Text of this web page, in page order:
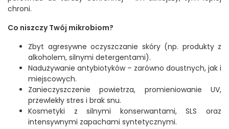
chroni.
Co niszczy Twój mikrobiom?
Zbyt agresywne oczyszczanie skóry (np. produkty z
alkoholem, silnymi detergentami).
Nadużywanie antybiotyków – zarówno doustnych, jak i
miejscowych.
Zanieczyszczenie powietrza, promieniowanie UV,
przewlekły stres i brak snu.
Kosmetyki z silnymi konserwantami, SLS oraz
intensywnymi zapachami syntetycznymi.